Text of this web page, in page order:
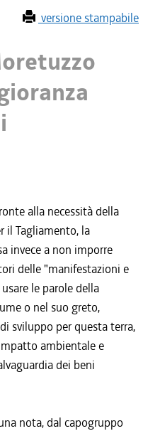
versione stampabile
alla necessità della
il Tagliamento, la
invece a non imporre
delle "manifestazioni e
le parole della
o nel suo greto,
sviluppo per questa terra,
ambientale e
dei beni
nota, dal capogruppo